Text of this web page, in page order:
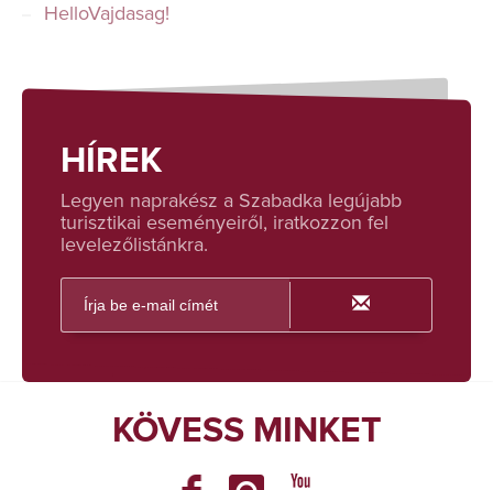
HelloVajdasag!
HÍREK
Legyen naprakész a Szabadka legújabb
turisztikai eseményeiről, iratkozzon fel
levelezőlistánkra.
KÖVESS MINKET